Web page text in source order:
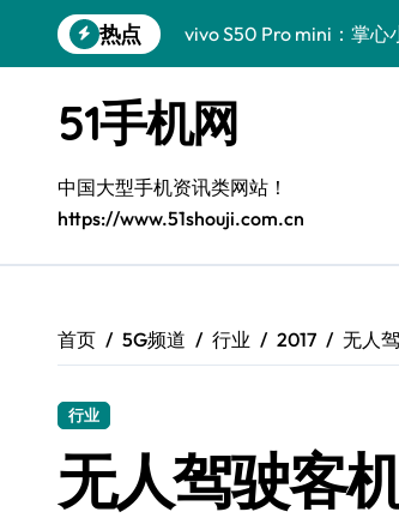
到
热点
vivo S50 Pro mini：掌心
小米17 Pro震撼来袭！
三星Galaxy Z Fold7抢先
S25 Ultra颜值炸裂！定制
S25+闪亮登场，这样拍
S26+颜值暴增！三星机
三星Galaxy Z TriFold，
51手机网
中国大型手机资讯类网站！
https://www.51shouji.com.cn
首页 5G频道 行业 2017 无人
行业
无人驾驶客